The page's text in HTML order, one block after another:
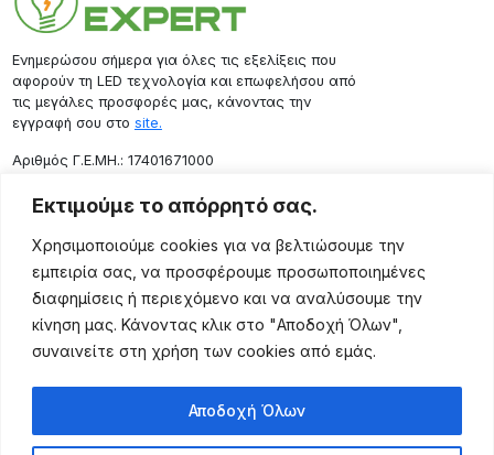
Εκτιμούμε το απόρρητό σας.
Χρησιμοποιούμε cookies για να βελτιώσουμε την
εμπειρία σας, να προσφέρουμε προσωποποιημένες
διαφημίσεις ή περιεχόμενο και να αναλύσουμε την
κίνηση μας. Κάνοντας κλικ στο "Αποδοχή Όλων",
συναινείτε στη χρήση των cookies από εμάς.
Αποδοχή Όλων
Ενημερώσου σήμερα για όλες τις εξελίξεις που
αφορούν τη LED τεχνολογία και επωφελήσου από
τις μεγάλες προσφορές μας, κάνοντας την
εγγραφή σου στο site.
Aριθμός Γ.Ε.ΜΗ.: 17401671000
Επικοινωνία
Ρόδου 133, Αθήνα 10443
(+30) 211 725 5427
sales@lightingexpert.gr
Χρήσιμες Σελίδες